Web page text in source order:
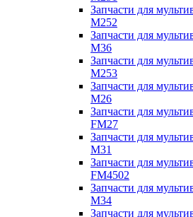
Запчасти для
M252
Запчасти для
M36
Запчасти для
M253
Запчасти для
M26
Запчасти для
FM27
Запчасти для
M31
Запчасти для
FM4502
Запчасти для
M34
Запчасти для